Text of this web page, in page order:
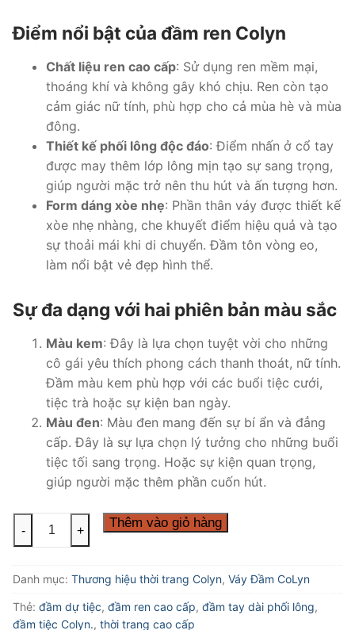
Điểm nổi bật của đầm ren Colyn
Chất liệu ren cao cấp: Sử dụng ren mềm mại,
thoáng khí và không gây khó chịu. Ren còn tạo
cảm giác nữ tính, phù hợp cho cả mùa hè và mùa
đông.
Thiết kế phối lông độc đáo: Điểm nhấn ở cổ tay
được may thêm lớp lông mịn tạo sự sang trọng,
giúp người mặc trở nên thu hút và ấn tượng hơn.
Form dáng xòe nhẹ: Phần thân váy được thiết kế
xòe nhẹ nhàng, che khuyết điểm hiệu quả và tạo
sự thoải mái khi di chuyển. Đầm tôn vòng eo,
làm nổi bật vẻ đẹp hình thể.
Sự đa dạng với hai phiên bản màu sắc
Màu kem: Đây là lựa chọn tuyệt vời cho những
cô gái yêu thích phong cách thanh thoát, nữ tính.
Đầm màu kem phù hợp với các buổi tiệc cưới,
tiệc trà hoặc sự kiện ban ngày.
Màu đen: Màu đen mang đến sự bí ẩn và đẳng
cấp. Đây là sự lựa chọn lý tưởng cho những buổi
tiệc tối sang trọng. Hoặc sự kiện quan trọng,
giúp người mặc thêm phần cuốn hút.
Ren
Cấp
Tay
Dài
- + Thêm vào giỏ hàng
Danh mục: Thương hiệu thời trang Colyn, Váy Đầm CoLyn
Thẻ: đầm dự tiệc, đầm ren cao cấp, đầm tay dài phối lông,
đầm tiệc Colyn., thời trang cao cấp